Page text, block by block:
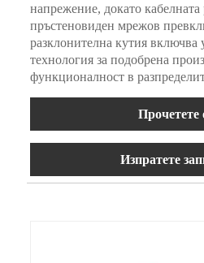
напрежение, докато кабелната
пръстеновиден мрежов
разклонителна кутия включва
технология за подобрена
функционалност в
Прочетете
Изпратете